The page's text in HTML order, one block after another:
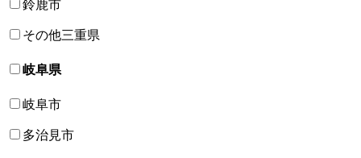
鈴鹿市
その他三重県
岐阜県
岐阜市
多治見市